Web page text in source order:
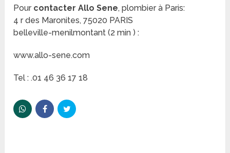
Pour contacter Allo Sene, plombier à Paris:
4 r des Maronites, 75020 PARIS
belleville-menilmontant (2 min ) :
www.allo-sene.com
Tel : .01 46 36 17 18